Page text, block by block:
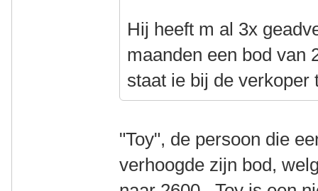
Hij heeft m al 3x
maanden een bod van
staat ie bij de
"Toy", de persoon die
verhoogde zijn bod,